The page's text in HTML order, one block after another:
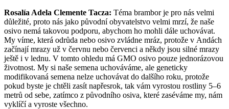
Rosalía Adela Clemente Tacza: Téma brambor je pro nás velmi
důležité, proto nás jako původní obyvatelstvo velmi mrzí, že naše
osivo nemá takovou podporu, abychom ho mohli dále uchovávat.
My víme, která odrůda nebo osivo zvládne mráz, protože v Andách
začínají mrazy už v červnu nebo červenci a někdy jsou silné mrazy
ještě i v lednu. V tomto ohledu má GMO osivo pouze jednorázovou
životnost. My si naše semena uchováváme, ale geneticky
modifikovaná semena nelze uchovávat do dalšího roku, protože
pokud byste je chtěli zasít napřesrok, tak vám vyrostou rostliny 5–6
metrů od sebe, zatímco z původního osiva, které zaséváme my, nám
vyklíčí a vyroste všechno.